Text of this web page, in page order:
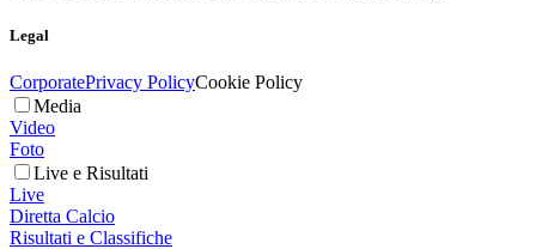
Legal
CorporatePrivacy PolicyCookie Policy
Media
Video
Foto
Live e Risultati
Live
Diretta Calcio
Risultati e Classifiche